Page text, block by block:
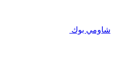
شاومي بوك